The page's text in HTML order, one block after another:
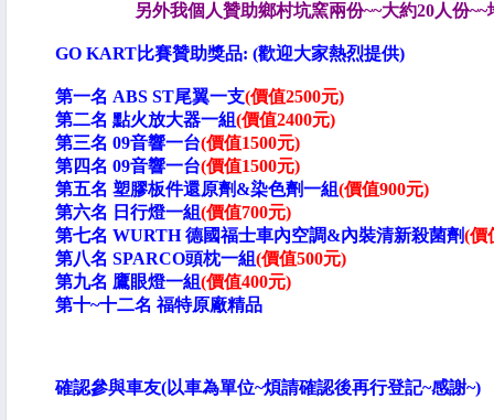
另外我個人贊助鄉村坑窯兩份~~大約20人份~~
GO KART比賽贊助獎品: (歡迎大家熱烈提供)
第一名 ABS ST尾翼一支(價值2500元)
第二名 點火放大器一組(價值2400元)
第三名 09音響一台(價值1500元)
第四名 09音響一台(價值1500元)
第五名 塑膠板件還原劑&染色劑一組(價值900元)
第六名 日行燈一組(價值700元)
第七名 WURTH 德國福士車內空調&內裝清新殺菌劑(價
第八名 SPARCO頭枕一組(價值500元)
第九名 鷹眼燈一組(價值400元)
第十~十二名 福特原廠精品 (新竹
確認參與車友(以車為單位~煩請確認後再行登記~感謝~)